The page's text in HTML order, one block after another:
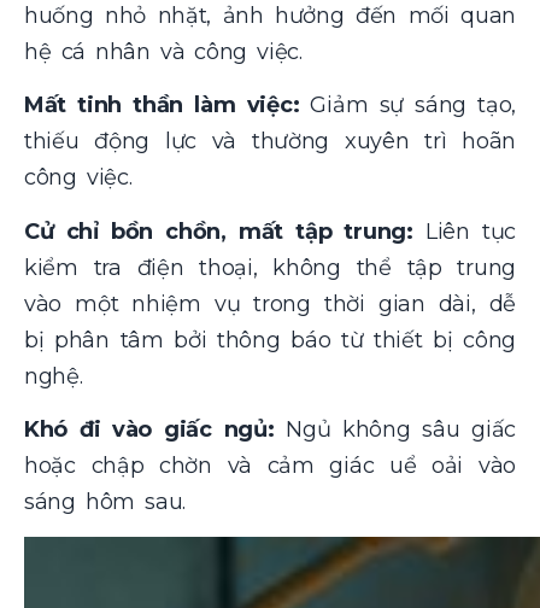
huống nhỏ nhặt, ảnh hưởng đến mối quan
hệ cá nhân và công việc.
Mất tinh thần làm việc: Giảm sự sáng tạo,
thiếu động lực và thường xuyên trì hoãn
công việc.
Cử chỉ bồn chồn, mất tập trung: Liên tục
kiểm tra điện thoại, không thể tập trung
vào một nhiệm vụ trong thời gian dài, dễ
bị phân tâm bởi thông báo từ thiết bị công
nghệ.
Khó đi vào giấc ngủ: Ngủ không sâu giấc
hoặc chập chờn và cảm giác uể oải vào
sáng hôm sau.